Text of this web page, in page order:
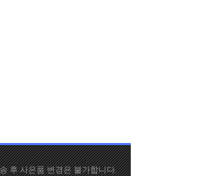
후 사은품 변경은 불가합니다.